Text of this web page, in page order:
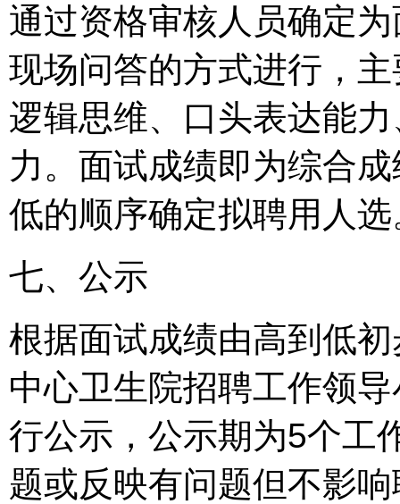
通过资格审核人员确定
现场问答的方式进行，
逻辑思维、口头表达能
力。面试成绩即为综合
低的顺序确定拟聘用人选
七、公示
根据面试成绩由高到低
中心卫生院招聘工作领
行公示，公示期为5个工
题或反映有问题但不影